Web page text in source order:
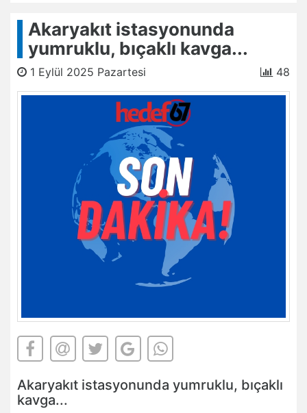
Akaryakıt istasyonunda
yumruklu, bıçaklı kavga...
1 Eylül 2025 Pazartesi 48
Akaryakıt istasyonunda yumruklu, bıçaklı
kavga...